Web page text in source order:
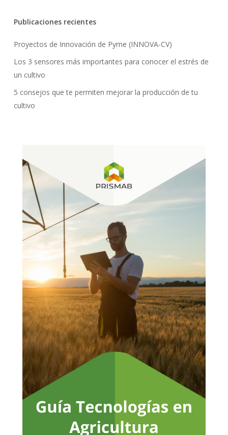
Publicaciones recientes
Proyectos de Innovación de Pyme (INNOVA-CV)
Los 3 sensores más importantes para conocer el estrés de
un cultivo
5 consejos que te permiten mejorar la producción de tu
cultivo